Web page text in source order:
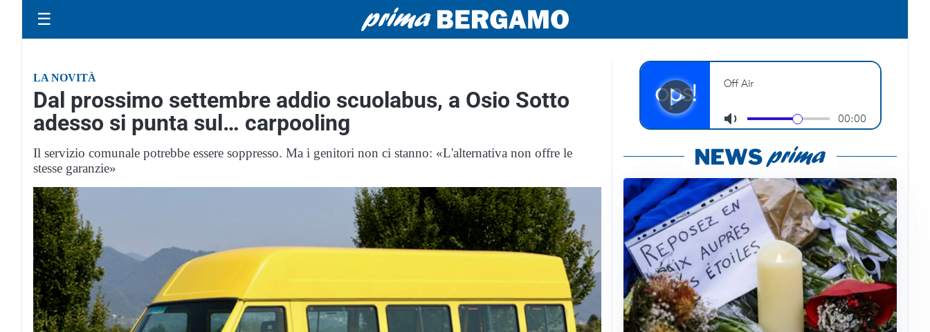
☰
LA NOVITÀ
Dal prossimo settembre addio scuolabus, a Osio Sotto
adesso si punta sul… carpooling
Il servizio comunale potrebbe essere soppresso. Ma i genitori non ci stanno: «L'alternativa non offre le
stesse garanzie»